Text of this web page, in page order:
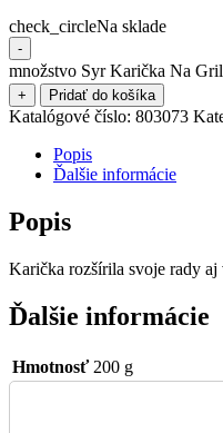
check_circleNa sklade
-
množstvo Syr Karička Na
+ Pridať do košíka
Katalógové číslo: 803073
Popis
Ďalšie informácie
Popis
Karička rozšírila svoje rady
Ďalšie informácie
Hmotnosť 200 g